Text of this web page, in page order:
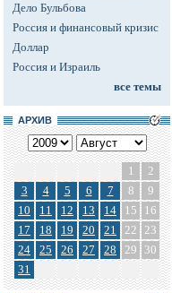
Дело Бульбова
Россия и финансовый кризис
Доллар
Россия и Израиль
все темы
АРХИВ
1
2
3
4 5 6 7 8
9
10
11 12 13 14 15
16
17
18 19 20 21 22 23
24
25 26 27 28 29
30
31